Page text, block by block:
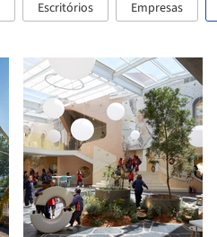
Escritórios Empresas